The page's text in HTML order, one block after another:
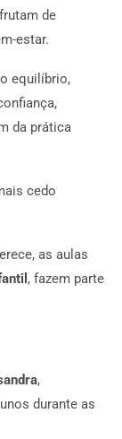
de
estar.
equilíbrio,
da prática
cedo
as aulas
, fazem parte
,
durante as